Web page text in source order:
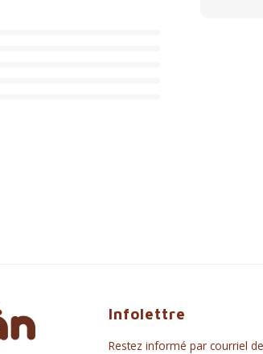
Infolettre
Restez informé par courriel